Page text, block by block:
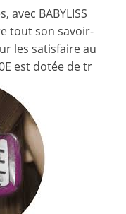
avec BABYLISS
tout son savoir-
les satisfaire au
est dotée de tr